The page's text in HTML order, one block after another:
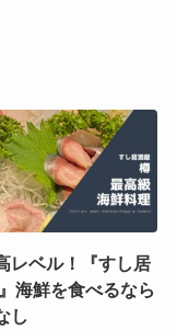
レベル！『すし居
海鮮を食べるなら
し